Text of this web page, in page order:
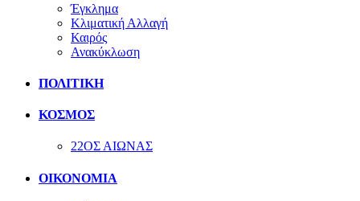
Έγκλημα
Κλιματική Αλλαγή
Καιρός
Ανακύκλωση
ΠΟΛΙΤΙΚΗ
ΚΟΣΜΟΣ
22ΟΣ ΑΙΩΝΑΣ
ΟΙΚΟΝΟΜΙΑ